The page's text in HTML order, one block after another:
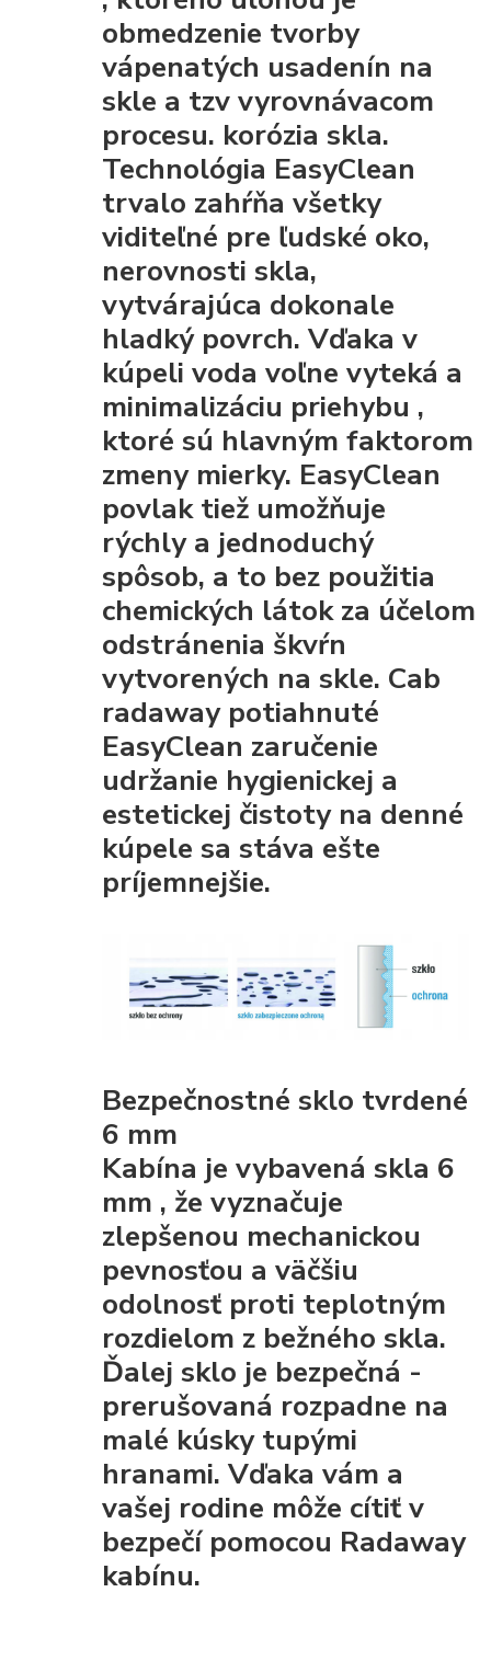
obmedzenie tvorby
vápenatých usadenín na
skle a tzv vyrovnávacom
procesu. korózia skla.
Technológia EasyClean
trvalo zahŕňa všetky
viditeľné pre ľudské oko,
nerovnosti skla,
vytvárajúca dokonale
hladký povrch. Vďakav
kúpeli voda voľne vyteká a
minimalizáciu priehybu ,
ktoré sú hlavným faktorom
zmeny mierky. EasyClean
povlak tiež umožňuje
rýchly a jednoduchý
spôsob, a to bez použitia
chemických látok za účelom
odstránenia škvŕn
vytvorených na skle. Cab
radaway potiahnuté
EasyClean zaručenie
udržanie hygienickej a
estetickej čistoty na denné
kúpele sa stáva ešte
príjemnejšie.
Bezpečnostné sklo tvrdené
6 mm
Kabína je vybavenáskla 6
mm , ževyznačuje
zlepšenou mechanickou
pevnosťou a väčšiu
odolnosť proti teplotným
rozdielom z bežného skla.
Ďalej sklo je bezpečná -
prerušovaná rozpadne na
malé kúsky tupými
hranami. Vďaka vám a
vašej rodine môže cítiť v
bezpečí pomocou Radaway
kabínu.